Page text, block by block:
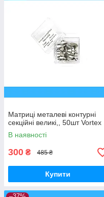
Матриці металеві контурні
секційні великі,, 50шт Vortex
В наявності
300 ₴ 485 ₴
Купити